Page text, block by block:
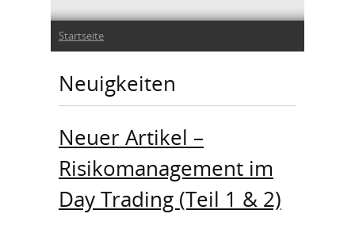
Sie sind hier
Startseite
Neuigkeiten
Neuer Artikel –
Risikomanagement im
Day Trading (Teil 1 & 2)